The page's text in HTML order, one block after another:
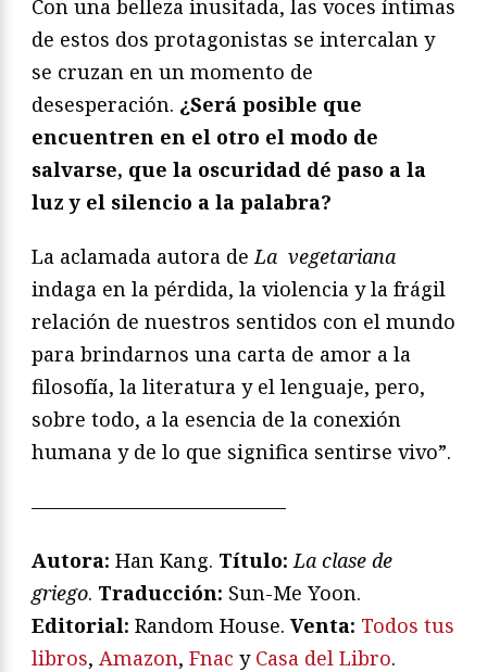
Con una belleza inusitada, las voces íntimas
de estos dos protagonistas se intercalan y
se cruzan en un momento de
desesperación. ¿Será posible que
encuentren en el otro el modo de
salvarse, que la oscuridad dé paso a la
luz y el silencio a la palabra?
La aclamada autora de La vegetariana
indaga en la pérdida, la violencia y la frágil
relación de nuestros sentidos con el mundo
para brindarnos una carta de amor a la
filosofía, la literatura y el lenguaje, pero,
sobre todo, a la esencia de la conexión
humana y de lo que significa sentirse vivo”.
—————————————
Autora: Han Kang. Título:La clase de
griego. Traducción: Sun-Me Yoon.
Editorial: Random House. Venta: Todos tus
libros, Amazon, Fnac y Casa del Libro.